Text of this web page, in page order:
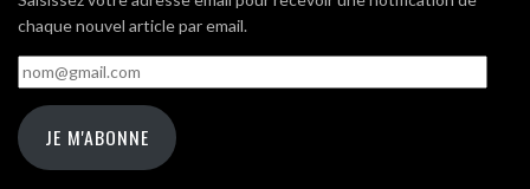
chaque nouvel article par email.
nom@gmail.com
JE M'ABONNE